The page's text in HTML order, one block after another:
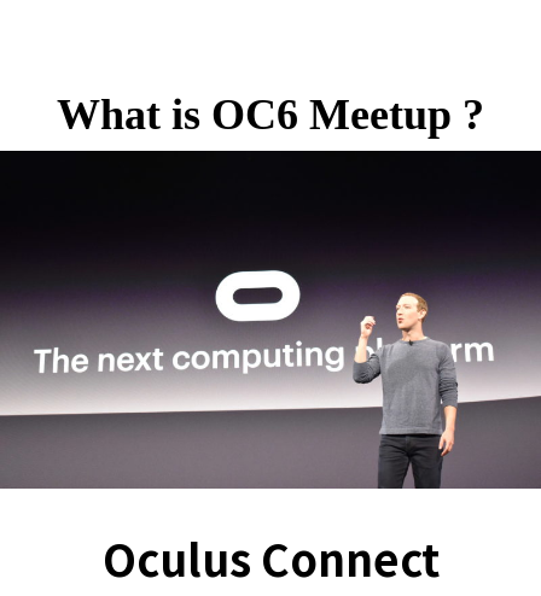
What is OC6 Meetup ?
Oculus Connect